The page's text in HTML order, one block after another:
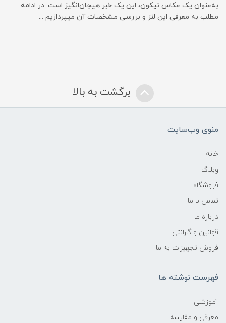
به‌عنوان یک عکاس نیکون، این یک خبر هیجان‌انگیز است. در ادامه
مطلب به معرفی این لنز و بررسی مشخصات آن میپردازیم ...
برگشت به بالا
منوی وب‌سایت
خانه
وبلاگ
فروشگاه
تماس با ما
درباره ما
قوانین و گارانتی
فروش تجهیزات به ما
فهرست نوشته ها
آموزشی
معرفی و مقایسه